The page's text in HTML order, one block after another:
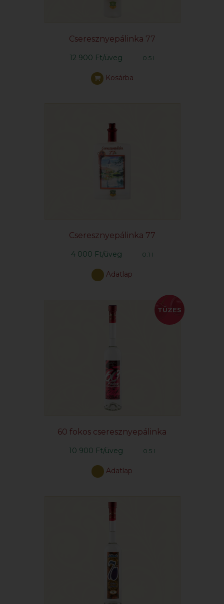
Cseresznyepálinka 77
12 900 Ft/üveg 0.5 l
Kosárba
Cseresznyepálinka 77
4 000 Ft/üveg 0.1 l
Adatlap
60 fokos cseresznyepálinka
10 900 Ft/üveg 0.5 l
Adatlap
TÜZES